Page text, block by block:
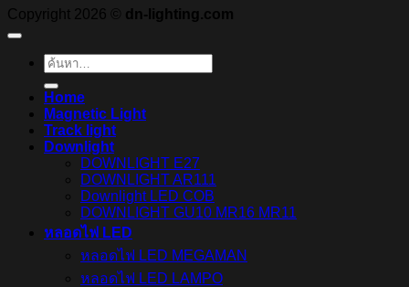
Copyright 2026 © dn-lighting.com
ค้นหา:
Home
Magnetic Light
Track light
Downlight
DOWNLIGHT E27
DOWNLIGHT AR111
Downlight LED COB
DOWNLIGHT GU10 MR16 MR11
หลอดไฟ LED
หลอดไฟ LED MEGAMAN
หลอดไฟ LED LAMPO